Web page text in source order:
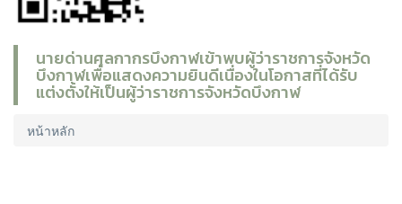
นายด่านศุลกากรบึงกาฬเข้าพบผู้ว่าราชการจังหวัด
บึงกาฬเพื่อแสดงความยินดีเนื่องในโอกาสที่ได้รับ
แต่งตั้งให้เป็นผู้ว่าราชการจังหวัดบึงกาฬ
หน้าหลัก